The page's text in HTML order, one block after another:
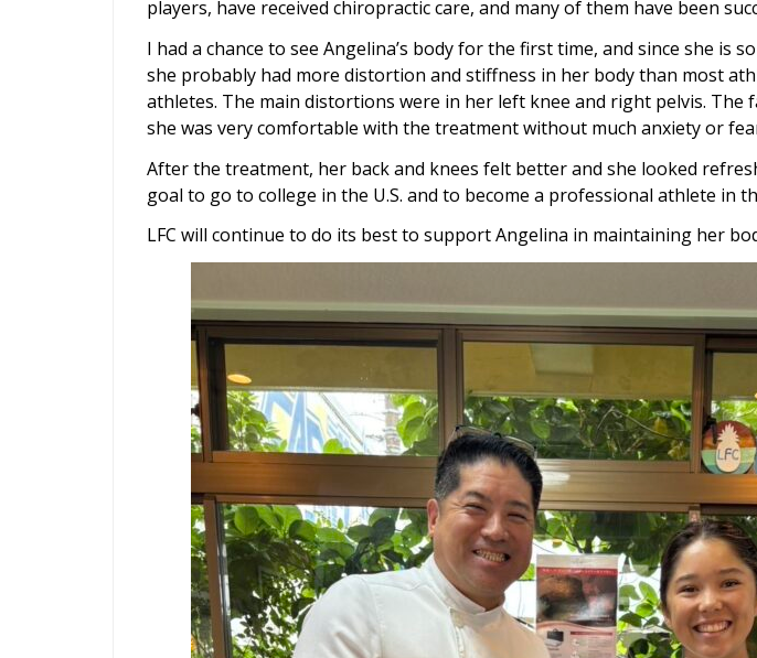
players, have received chiropractic care, and many of them have been
I had a chance to see Angelina’s body for the first time, and since she
she probably had more distortion and stiffness in her body than most
athletes. The main distortions were in her left knee and right pelvis.
she was very comfortable with the treatment without much anxiety or
After the treatment, her back and knees felt better and she looked
goal to go to college in the U.S. and to become a professional athlete in
LFC will continue to do its best to support Angelina in maintaining her